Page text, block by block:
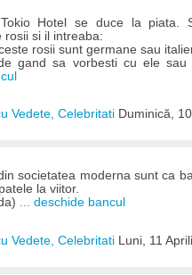
Hotel se duce la piata.
rosii si il intreaba:
rosii sunt germane sau
gand sa vorbesti cu ele sau
Vedete, Celebritati Duminică,
societatea moderna sunt ca
la viitor.
... deschide bancul
Vedete, Celebritati Luni, 11